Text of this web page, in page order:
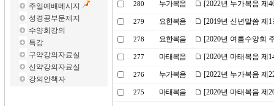
주일예배메시지
성경공부문제지
수양회강의
특강
구약강의자료실
신약강의자료실
강의안책자
280 누가복음 [2022년 누가복음 제
279 요한복음 [2019년 신년말씀 제
278 요한복음 [2020년 여름수양회
277 마태복음 [2020년 마태복음 제
276 누가복음 [2022년 누가복음 제
275 마태복음 [2020년 마태복음 제